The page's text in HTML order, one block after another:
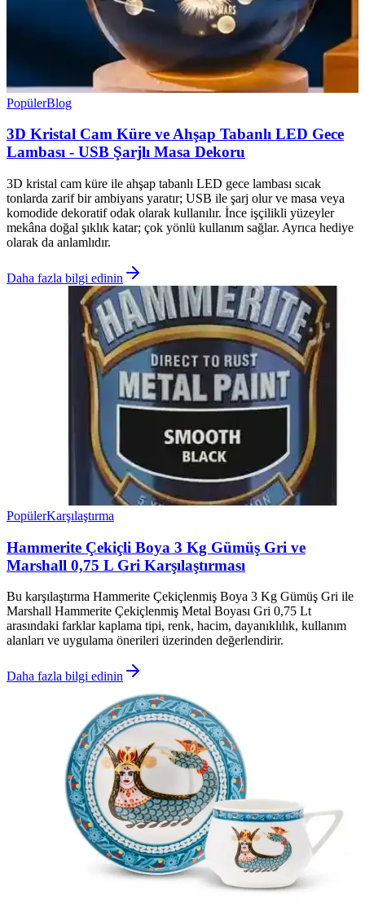
PopülerBlog
3D Kristal Cam Küre ve Ahşap Tabanlı LED Gece
Lambası - USB Şarjlı Masa Dekoru
3D kristal cam küre ile ahşap tabanlı LED gece lambası sıcak
tonlarda zarif bir ambiyans yaratır; USB ile şarj olur ve masa veya
komodide dekoratif odak olarak kullanılır. İnce işçilikli yüzeyler
mekâna doğal şıklık katar; çok yönlü kullanım sağlar. Ayrıca hediye
olarak da anlamlıdır.
Daha fazla bilgi edinin
PopülerKarşılaştırma
Hammerite Çekiçli Boya 3 Kg Gümüş Gri ve
Marshall 0,75 L Gri Karşılaştırması
Bu karşılaştırma Hammerite Çekiçlenmiş Boya 3 Kg Gümüş Gri ile
Marshall Hammerite Çekiçlenmiş Metal Boyası Gri 0,75 Lt
arasındaki farklar kaplama tipi, renk, hacim, dayanıklılık, kullanım
alanları ve uygulama önerileri üzerinden değerlendirir.
Daha fazla bilgi edinin